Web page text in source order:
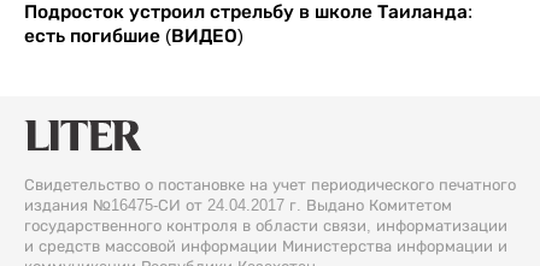
Подросток устроил стрельбу в школе Таиланда:
есть погибшие (ВИДЕО)
Свидетельство о постановке на учет периодического печатного
издания №16475-СИ от 24.04.2017 г. Выдано Комитетом
государственного контроля в области связи, информатизации
и средств массовой информации Министерства информации и